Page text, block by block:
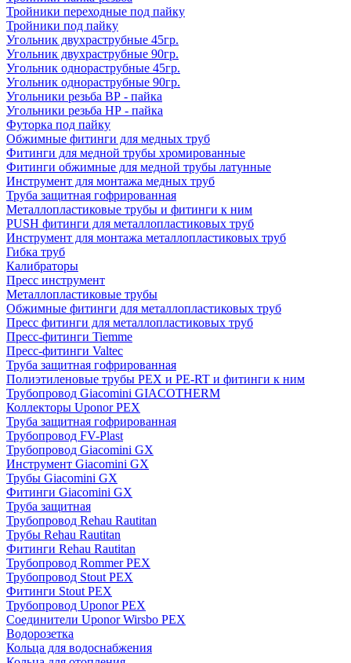
Тройники переходные под пайку
Тройники под пайку
Угольник двухраструбные 45гр.
Угольник двухраструбные 90гр.
Угольник однораструбные 45гр.
Угольник однораструбные 90гр.
Угольники резьба ВР - пайка
Угольники резьба НР - пайка
Футорка под пайку
Обжимные фитинги для медных труб
Фитинги для медной трубы хромированные
Фитинги обжимные для медной трубы латунные
Инструмент для монтажа медных труб
Труба защитная гофрированная
Металлопластиковые трубы и фитинги к ним
PUSH фитинги для металлопластиковых труб
Инструмент для монтажа металлопластиковых труб
Гибка труб
Калибраторы
Пресс инструмент
Металлопластиковые трубы
Обжимные фитинги для металлопластиковых труб
Пресс фитинги для металлопластиковых труб
Пресс-фитинги Tiemme
Пресс-фитинги Valtec
Труба защитная гофрированная
Полиэтиленовые трубы PEX и PE-RT и фитинги к ним
Трубопровод Giacomini GIACOTHERM
Коллекторы Uponor PEX
Труба защитная гофрированная
Трубопровод FV-Plast
Трубопровод Giacomini GX
Инструмент Giacomini GX
Трубы Giacomini GX
Фитинги Giacomini GX
Труба защитная
Трубопровод Rehau Rautitan
Трубы Rehau Rautitan
Фитинги Rehau Rautitan
Трубопровод Rommer PEX
Трубопровод Stout PEX
Фитинги Stout PEX
Трубопровод Uponor PEX
Соединители Uponor Wirsbo PEX
Водорозетка
Кольца для водоснабжения